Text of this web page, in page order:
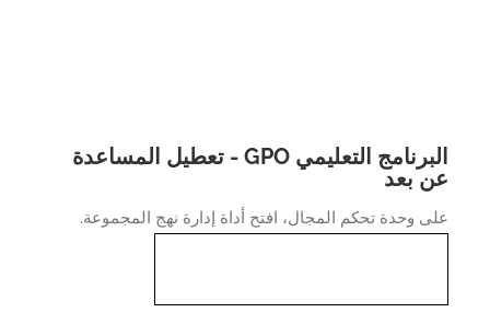
البرنامج التعليمي GPO - تعطيل المساعدة
بعد
وحدة تحكم المجال، افتح أداة إدارة نهج المجموعة.